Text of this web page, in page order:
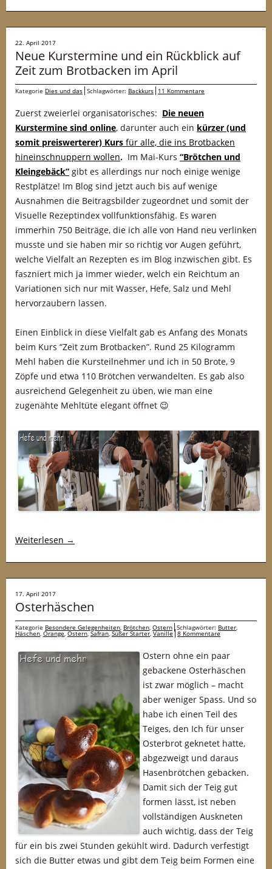
22. April 2017
Neue Kurstermine und ein Rückblick auf
Zeit zum Brotbacken im April
Kategorie Dies und das Schlagwörter: Backkurs 11 Kommentare
Zuerst zweierlei organisatorisches: Die neuen
Kurstermine sind online, darunter auch ein kürzer (und
somit preiswerterer) Kurs für alle, die ins Brotbacken
hineinschnuppern wollen. Im Mai-Kurs “Brötchen und
Kleingebäck” gibt es allerdings nur noch einige wenige
Restplätze! Im Blog sind jetzt auch bis auf wenige
Ausnahmen die Beitragsbilder zugeordnet und somit der
Visuelle Rezeptindex vollfunktionsfähig. Es waren
immerhin 750 Beiträge, die ich alle von Hand neu verlinken
musste und sie haben mir so richtig vor Augen geführt,
welche Vielfalt an Rezepten es im Blog inzwischen gibt. Es
faszniert mich ja immer wieder, welch ein Reichtum an
Variationen sich nur mit Wasser, Hefe, Salz und Mehl
hervorzaubern lassen.
Einen Einblick in diese Vielfalt gab es Anfang des Monats
beim Kurs “Zeit zum Brotbacken”. Rund 25 Kilogramm
Mehl haben die Kursteilnehmer und ich in 50 Brote, 9
Zöpfe und etwa 110 Brötchen verwandelten. Es gab also
ausreichend Gelegenheit zu üben, wie man eine
zugenähte Mehltüte elegant öffnet 😉
Weiterlesen →
17. April 2017
Osterhäschen
Kategorie Besondere Gelegenheiten, Brötchen, Ostern Schlagwörter: Butter,
Häschen, Orange,Ostern,Safran,Süßer Starter,Vanille 8 Kommentare
Ostern ohne ein paar
gebackene Osterhäschen
ist zwar möglich – macht
aber weniger Spass. Und so
habe ich einen Teil des
Teiges, den Ich für unser
Osterbrot geknetet hatte,
abgezweigt und daraus
Hasenbrötchen gebacken.
Damit sich der Teig gut
formen lässt, ist neben
vollständigen Auskneten
auch wichtig, dass der Teig
für ein bis zwei Stunden gekühlt wird. Dadurch verfestigt
sich die Butter etwas und gibt dem Teig beim Formen eine